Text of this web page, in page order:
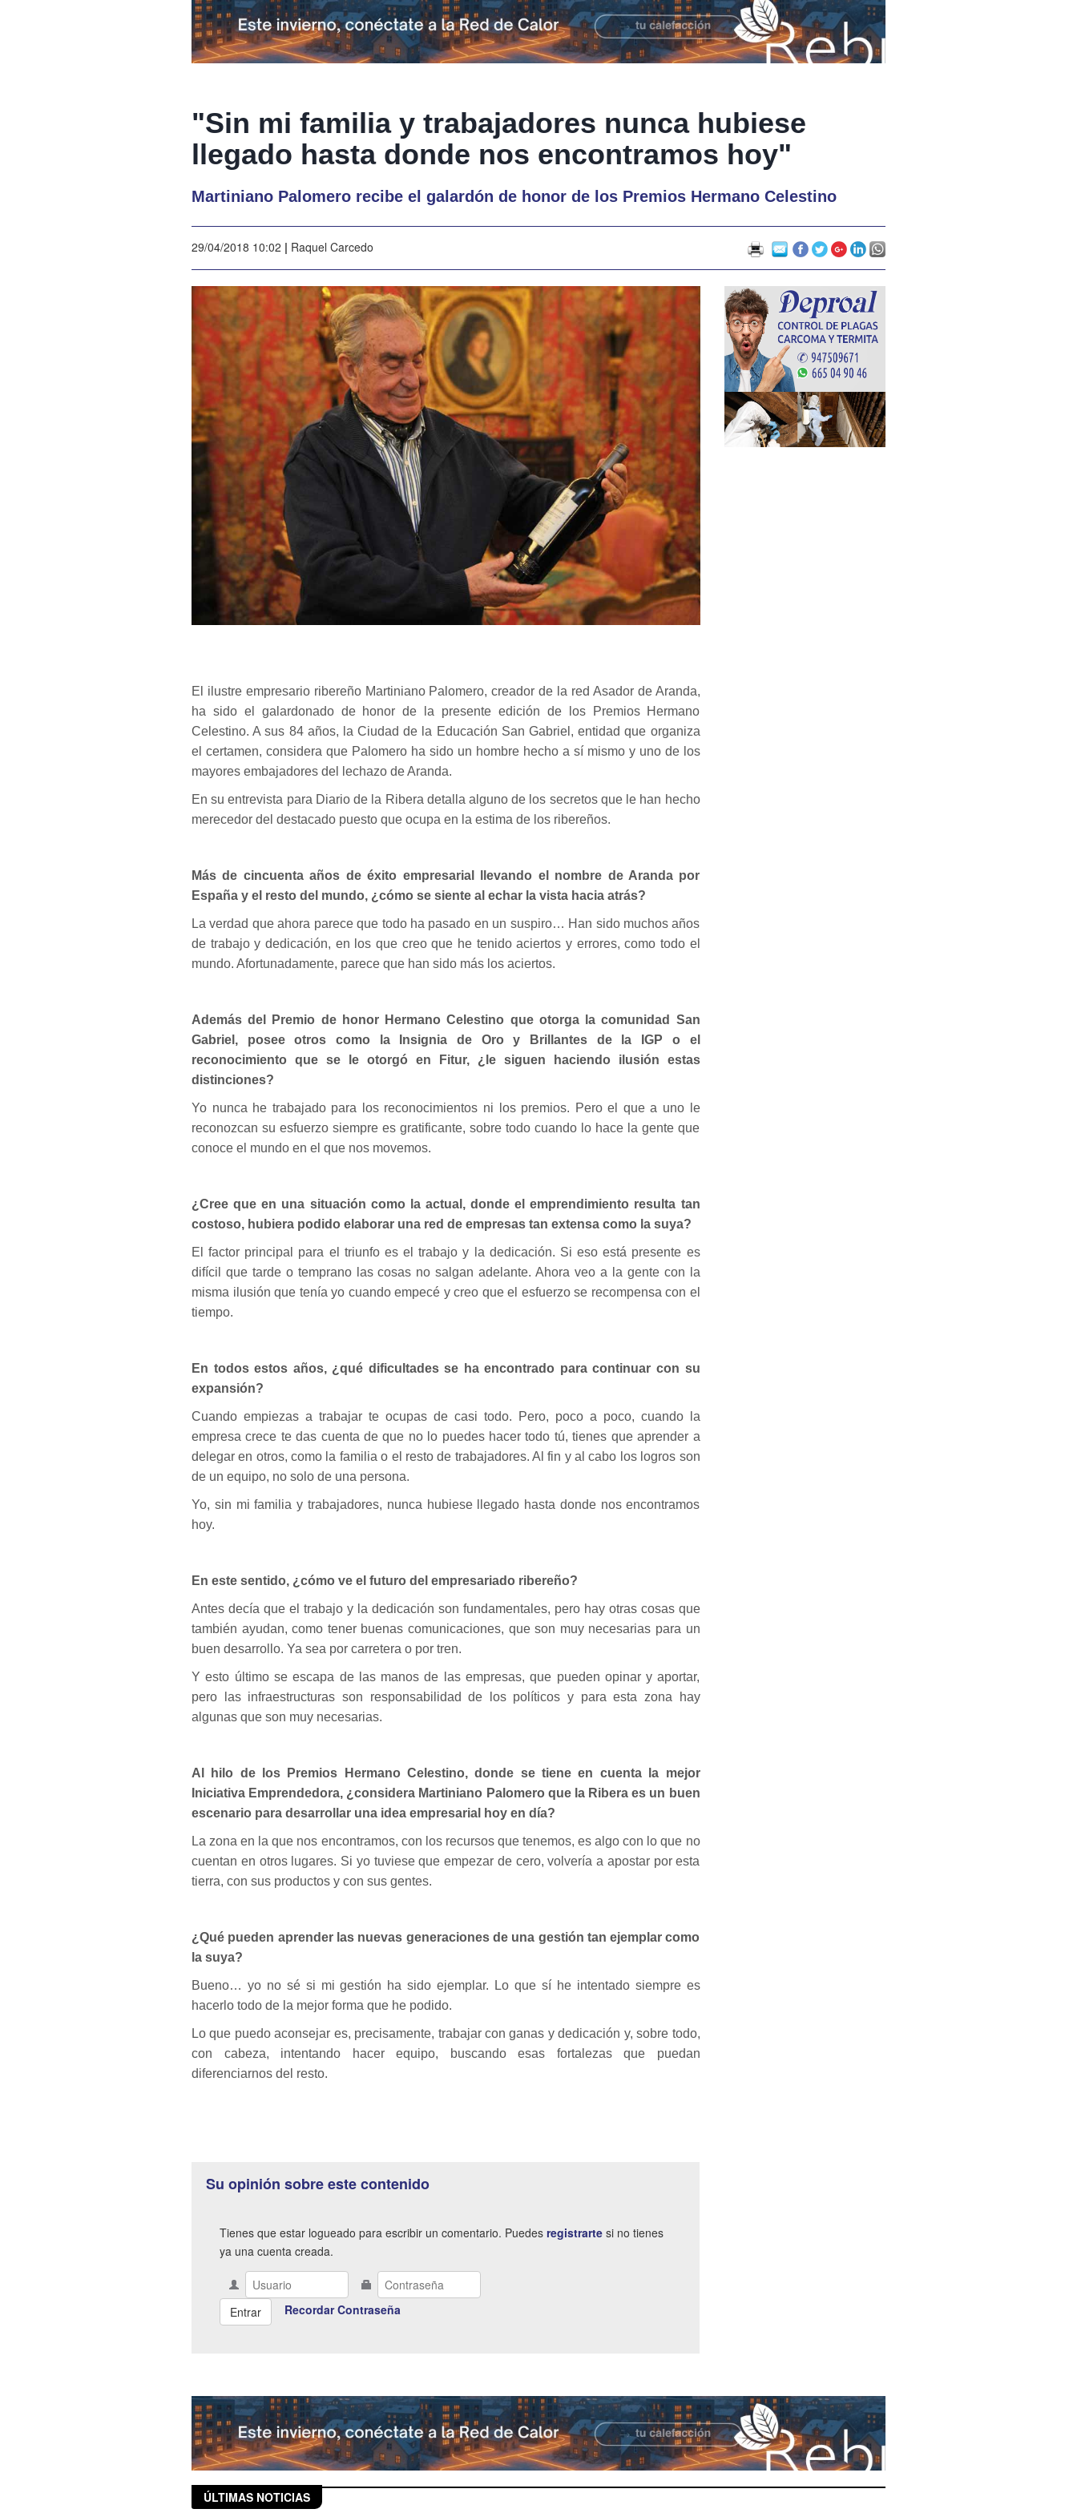
"Sin mi familia y trabajadores nunca hubiese
llegado hasta donde nos encontramos hoy"
Martiniano Palomero recibe el galardón de honor de los Premios Hermano Celestino
29/04/2018 10:02 | Raquel Carcedo
El ilustre empresario ribereño Martiniano Palomero, creador de la red Asador de Aranda,
ha sido el galardonado de honor de la presente edición de los Premios Hermano
Celestino. A sus 84 años, la Ciudad de la Educación San Gabriel, entidad que organiza
el certamen, considera que Palomero ha sido un hombre hecho a sí mismo y uno de los
mayores embajadores del lechazo de Aranda.
En su entrevista para Diario de la Ribera detalla alguno de los secretos que le han hecho
merecedor del destacado puesto que ocupa en la estima de los ribereños.
Más de cincuenta años de éxito empresarial llevando el nombre de Aranda por
España y el resto del mundo, ¿cómo se siente al echar la vista hacia atrás?
La verdad que ahora parece que todo ha pasado en un suspiro… Han sido muchos años
de trabajo y dedicación, en los que creo que he tenido aciertos y errores, como todo el
mundo. Afortunadamente, parece que han sido más los aciertos.
Además del Premio de honor Hermano Celestino que otorga la comunidad San
Gabriel, posee otros como la Insignia de Oro y Brillantes de la IGP o el
reconocimiento que se le otorgó en Fitur, ¿le siguen haciendo ilusión estas
distinciones?
Yo nunca he trabajado para los reconocimientos ni los premios. Pero el que a uno le
reconozcan su esfuerzo siempre es gratificante, sobre todo cuando lo hace la gente que
conoce el mundo en el que nos movemos.
¿Cree que en una situación como la actual, donde el emprendimiento resulta tan
costoso, hubiera podido elaborar una red de empresas tan extensa como la suya?
El factor principal para el triunfo es el trabajo y la dedicación. Si eso está presente es
difícil que tarde o temprano las cosas no salgan adelante. Ahora veo a la gente con la
misma ilusión que tenía yo cuando empecé y creo que el esfuerzo se recompensa con el
tiempo.
En todos estos años, ¿qué dificultades se ha encontrado para continuar con su
expansión?
Cuando empiezas a trabajar te ocupas de casi todo. Pero, poco a poco, cuando la
empresa crece te das cuenta de que no lo puedes hacer todo tú, tienes que aprender a
delegar en otros, como la familia o el resto de trabajadores. Al fin y al cabo los logros son
de un equipo, no solo de una persona.
Yo, sin mi familia y trabajadores, nunca hubiese llegado hasta donde nos encontramos
hoy.
En este sentido, ¿cómo ve el futuro del empresariado ribereño?
Antes decía que el trabajo y la dedicación son fundamentales, pero hay otras cosas que
también ayudan, como tener buenas comunicaciones, que son muy necesarias para un
buen desarrollo. Ya sea por carretera o por tren.
Y esto último se escapa de las manos de las empresas, que pueden opinar y aportar,
pero las infraestructuras son responsabilidad de los políticos y para esta zona hay
algunas que son muy necesarias.
Al hilo de los Premios Hermano Celestino, donde se tiene en cuenta la mejor
Iniciativa Emprendedora, ¿considera Martiniano Palomero que la Ribera es un buen
escenario para desarrollar una idea empresarial hoy en día?
La zona en la que nos encontramos, con los recursos que tenemos, es algo con lo que no
cuentan en otros lugares. Si yo tuviese que empezar de cero, volvería a apostar por esta
tierra, con sus productos y con sus gentes.
¿Qué pueden aprender las nuevas generaciones de una gestión tan ejemplar como
la suya?
Bueno… yo no sé si mi gestión ha sido ejemplar. Lo que sí he intentado siempre es
hacerlo todo de la mejor forma que he podido.
Lo que puedo aconsejar es, precisamente, trabajar con ganas y dedicación y, sobre todo,
con cabeza, intentando hacer equipo, buscando esas fortalezas que puedan
diferenciarnos del resto.
Su opinión sobre este contenido
Tienes que estar logueado para escribir un comentario. Puedes registrarte si no tienes
ya una cuenta creada.
Recordar Contraseña
ÚLTIMAS NOTICIAS